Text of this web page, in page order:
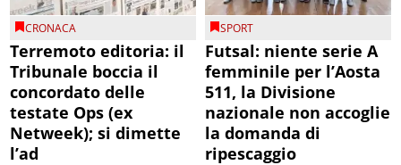
CRONACA
Terremoto editoria: il
Tribunale boccia il
concordato delle
testate Ops (ex
Netweek); si dimette
l’ad
SPORT
Futsal: niente serie A
femminile per l’Aosta
511, la Divisione
nazionale non accoglie
la domanda di
ripescaggio